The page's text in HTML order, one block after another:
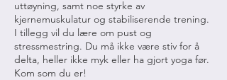
uttøyning, samt noe styrke av
kjernemuskulatur og stabiliserende trening.
I tillegg vil du lære om pust og
stressmestring. Du må ikke være stiv for å
delta, heller ikke myk eller ha gjort yoga før.
Kom som du er!